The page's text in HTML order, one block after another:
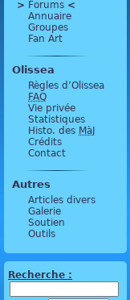
> Forums <
Annuaire
Groupes
Fan Art
Olissea
Règles d’Olissea
FAQ
Vie privée
Statistiques
Histo. des MàJ
Crédits
Contact
Autres
Articles divers
Galerie
Soutien
Outils
Recherche :